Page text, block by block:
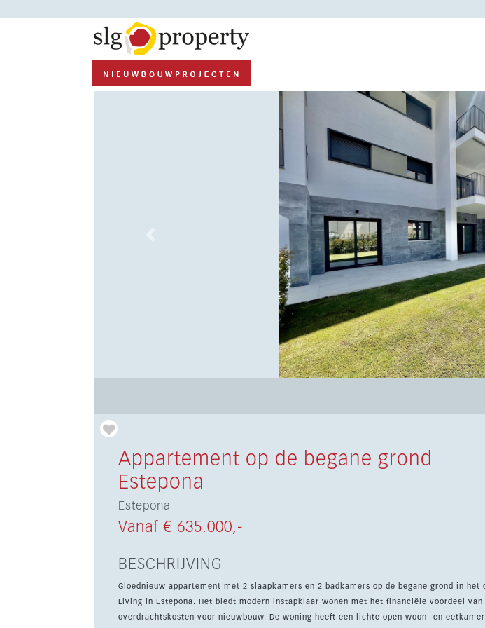
Appartement op de begane grond
Estepona
Estepona
Vanaf € 635.000,-
BESCHRIJVING
Gloednieuw appartement met 2 slaapkamers en 2 badkamers op de begane grond in het
Living in Estepona. Het biedt modern instapklaar wonen met het financiële voordeel
overdrachtskosten voor nieuwbouw. De woning heeft een lichte open woon- en eetkamer met directe toegang